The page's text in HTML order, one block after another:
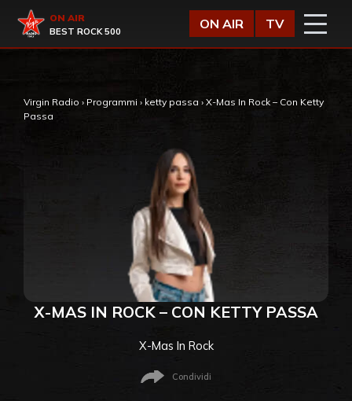
Virgin Radio
ON AIR
BEST ROCK 500
ON AIR TV
Virgin Radio › Programmi › ketty passa › X-Mas In Rock – Con Ketty
Passa
X-MAS IN ROCK – CON KETTY PASSA
X-Mas In Rock
Condividi